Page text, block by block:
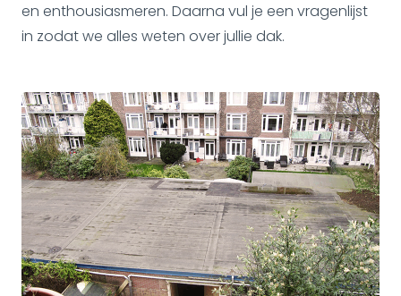
en enthousiasmeren. Daarna vul je een vragenlijst
in zodat we alles weten over jullie dak.